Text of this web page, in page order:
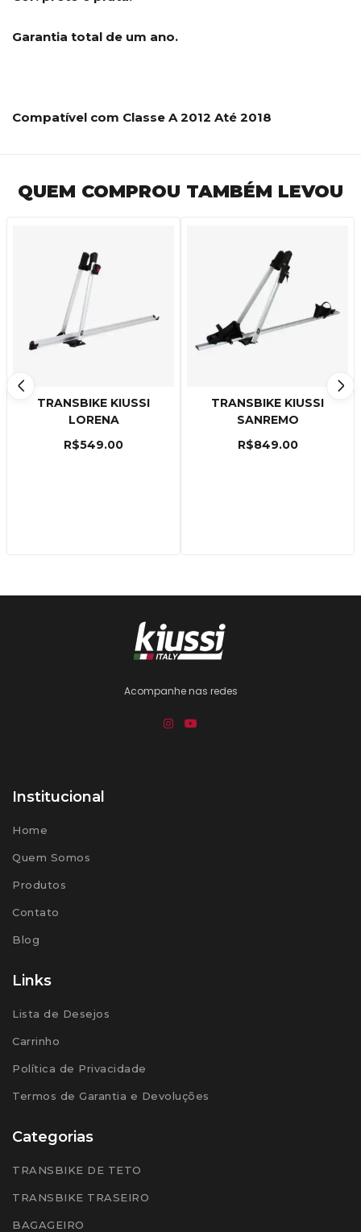
Garantia total de um ano.
Compatível com Classe A 2012 Até 2018
QUEM COMPROU TAMBÉM LEVOU
TRANSBIKE KIUSSI
LORENA
R$549.00
TRANSBIKE KIUSSI
SANREMO
R$849.00
Acompanhe nas redes
Institucional
Home
Quem Somos
Produtos
Contato
Blog
Links
Lista de Desejos
Carrinho
Política de Privacidade
Termos de Garantia e Devoluções
Categorias
TRANSBIKE DE TETO
TRANSBIKE TRASEIRO
BAGAGEIRO